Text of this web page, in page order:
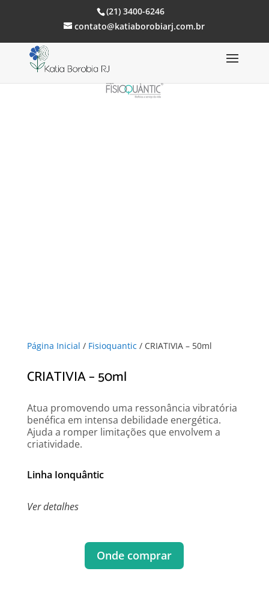
(21) 3400-6246
contato@katiaborobiarj.com.br
Página Inicial / Fisioquantic / CRIATIVIA – 50ml
CRIATIVIA – 50ml
Atua promovendo uma ressonância vibratória
benéfica em intensa debilidade energética.
Ajuda a romper limitações que envolvem a
criatividade.
Linha Ionquântic
Ver detalhes
Onde comprar